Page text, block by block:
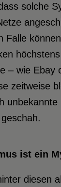
solche
Falle
höchstens
– wie Ebay
zeitweise
unbekannte
ist ein
diesen